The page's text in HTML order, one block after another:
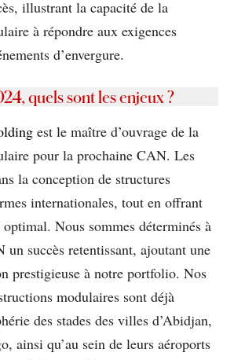
illustrant la capacité de la
à répondre aux exigences
d’envergure.
quels sont les enjeux ?
est le maître d’ouvrage de la
pour la prochaine CAN. Les
la conception de structures
internationales, tout en offrant
Nous sommes déterminés à
un succès retentissant, ajoutant une
prestigieuse à notre portfolio. Nos
modulaires sont déjà
des stades des villes d’Abidjan,
ainsi qu’au sein de leurs aéroports